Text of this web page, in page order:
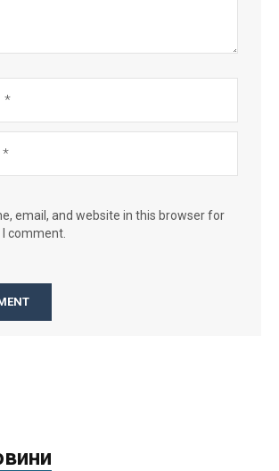
email, and website in this browser for
comment.